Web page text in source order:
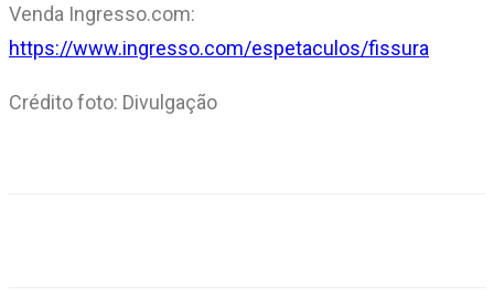
Venda Ingresso.com:
https://www.ingresso.com/espetaculos/fissura
Crédito foto: Divulgação